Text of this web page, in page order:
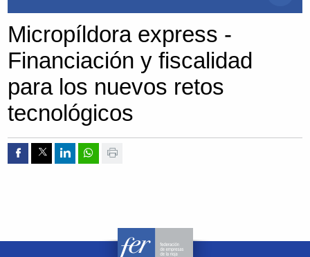
Micropíldora express -
Financiación y fiscalidad
para los nuevos retos
tecnológicos
Compartir por Facebook
Compartir por Twitter
Compartir por Linkedin
Compartir por whatsapp
Imprimir